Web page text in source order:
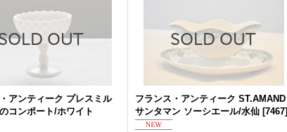
アンティーク プレスミル
コンポート/ホワイト
フランス・アンティーク ST.AMAND
サンタマン ソーシエール/水仙 [7467]